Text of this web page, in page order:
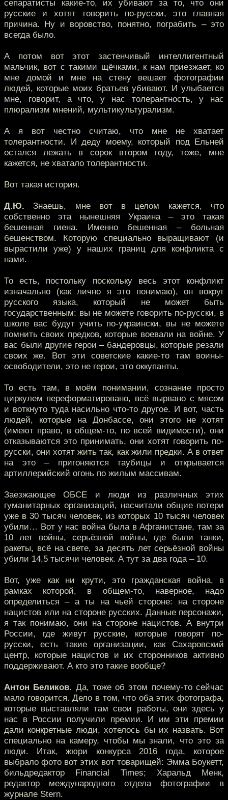
сепаратисты какие-то, их убивают за то, что они
русские и хотят говорить по-русски, это главная
причина. Ну и воровство, понятно, пограбить – это
всегда было.
А потом вот этот застенчивый интеллигентный
мальчик, вот с такими щёчками, к нам приезжает, ко
мне домой и мне на стену вешает фотографии
людей, которые моих братьев убивают. И улыбается
мне, говорит, а что, у нас толерантность, у нас
плюрализм мнений, мультикультурализм.
А я вот честно считаю, что мне не хватает
толерантности. И деду моему, который под Ельней
остался лежать в сорок втором году, тоже, мне
кажется, не хватало толерантности.
Вот такая история.
Д.Ю. Знаешь, мне вот в целом кажется, что
собственно эта нынешняя Украина – это такая
бешенная гиена. Именно бешенная – больная
бешенством. Которую специально выращивают (и
вырастили уже) у наших границ для конфликта с
нами.
То есть, постольку поскольку весь этот конфликт
изначально (как лично я это понимаю), он вокруг
русского языка, который не может быть
государственным: вы не можете говорить по-русски, в
школе вас будут учить по-украински, вы не можете
помнить своих предков, которые воевали на войне. У
вас были другие герои – бандеровцы, которые резали
своих же. Вот эти советские какие-то там воины-
освободители, это не герои, это оккупанты.
То есть там, в моём понимании, сознание просто
циркулем переформатировано, всё вырвано с мясом
и воткнуто туда насильно что-то другое. И вот, часть
людей, которые на Донбассе, они этого не хотят
(имеют право, в общем-то, по всей видимости), они
отказываются это принимать, они хотят говорить по-
русски, они хотят жить так, как жили предки. А в ответ
на это – пригоняются гаубицы и открывается
артиллерийский огонь по жилым массивам.
Заезжающее ОБСЕ и люди из различных этих
гуманитарных организаций, насчитали общие потери
уже в 30 тысяч человек, из которых 10 тысяч человек
убили… Вот у нас война была в Афганистане, там за
10 лет войны, серьёзной войны, где были танки,
ракеты, всё на свете, за десять лет серьёзной войны
убили 14,5 тысячи человек. А тут за два года – 10.
Вот, уже как ни крути, это гражданская война, в
рамках которой, в общем-то, наверное, надо
определиться – а ты на чьей стороне: на стороне
нацистов или на стороне русских. Данные персонажи,
я так понимаю, они на стороне нацистов. А внутри
России, где живут русские, которые говорят по-
русски, есть такие организации, как Сахаровский
центр, которые нацистов и их сторонников активно
поддерживают. А кто это такие вообще?
Антон Беликов. Да, тоже об этом почему-то сейчас
мало говорится. Дело в том, что оба этих фотографа,
которые выставляли там свои работы, они здесь у
нас в России получили премии. И им эти премии
дали конкретные люди, хотелось бы их назвать. Вот
специально на камеру, чтобы мы знали, что это за
люди. Итак, жюри конкурса 2016 года, которое
выбрало фото вот этих вот товарищей: Эмма Боукетт,
бильдредактор Financial Times; Харальд Менк,
редактор международного отдела фотографии в
журнале Stern.